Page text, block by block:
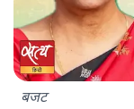
बजट